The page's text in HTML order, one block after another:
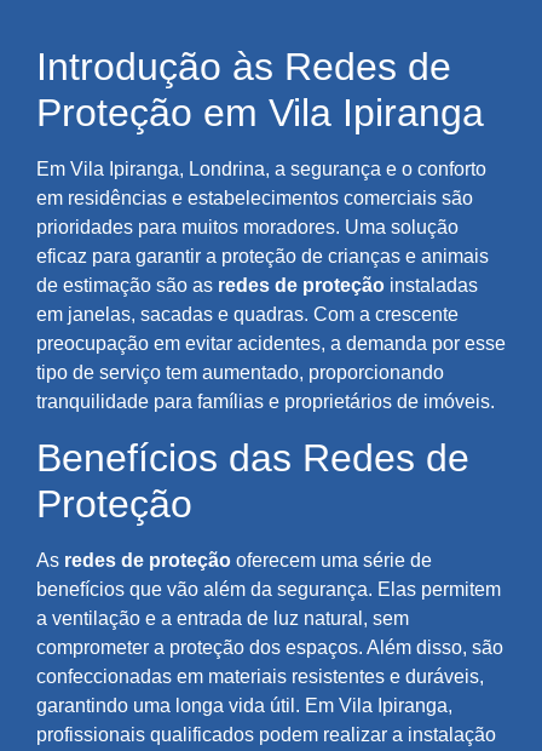
Introdução às Redes de
Proteção em Vila Ipiranga
Em Vila Ipiranga, Londrina, a segurança e o conforto
em residências e estabelecimentos comerciais são
prioridades para muitos moradores. Uma solução
eficaz para garantir a proteção de crianças e animais
de estimação são as redes de proteção instaladas
em janelas, sacadas e quadras. Com a crescente
preocupação em evitar acidentes, a demanda por esse
tipo de serviço tem aumentado, proporcionando
tranquilidade para famílias e proprietários de imóveis.
Benefícios das Redes de
Proteção
As redes de proteção oferecem uma série de
benefícios que vão além da segurança. Elas permitem
a ventilação e a entrada de luz natural, sem
comprometer a proteção dos espaços. Além disso, são
confeccionadas em materiais resistentes e duráveis,
garantindo uma longa vida útil. Em Vila Ipiranga,
profissionais qualificados podem realizar a instalação